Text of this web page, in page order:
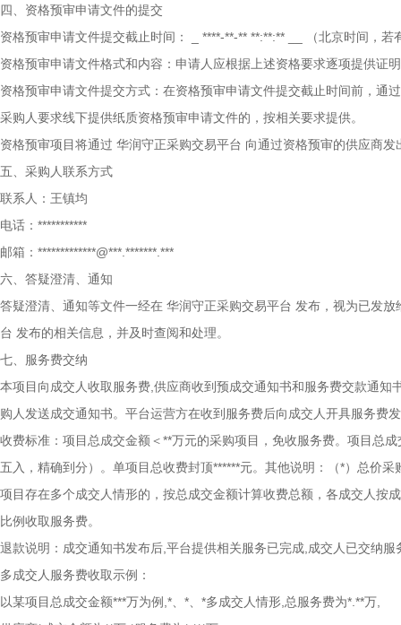
四、资格预审申请文件的提交
资格预审申请文件提交截止时间：
****-**-** **:**:**
（北京时间，
资格预审申请文件格式和内容：申请人应根据上述资格要求逐项提供证
资格预审申请文件提交方式：在资格预审申请文件提交截止时间前，通过
采购人要求线下提供纸质资格预审申请文件的，按相关要求提供。
资格预审项目将通过 华润守正采购交易平台 向通过资格预审的供应商
五、采购人联系方式
联系人：王镇均
电话：***********
邮箱：*************@***.*******.***
六、答疑澄清、通知
答疑澄清、通知等文件一经在 华润守正采购交易平台 发布，视为已发放
台 发布的相关信息，并及时查阅和处理。
七、服务费交纳
本项目向成交人收取服务费,供应商收到预成交通知书和服务费交款通
购人发送成交通知书。平台运营方在收到服务费后向成交人开具服务费
收费标准：项目总成交金额＜**万元的采购项目，免收服务费。项目总
五入，精确到分）。单项目总收费封顶******元。其他说明：（*）总价
项目存在多个成交人情形的，按总成交金额计算收费总额，各成交人按
比例收取服务费。
退款说明：成交通知书发布后,平台提供相关服务已完成,成交人已交纳服
多成交人服务费收取示例：
以某项目总成交金额***万为例,*、*、*多成交人情形,总服务费为*.**万,